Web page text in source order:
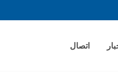
اتصال